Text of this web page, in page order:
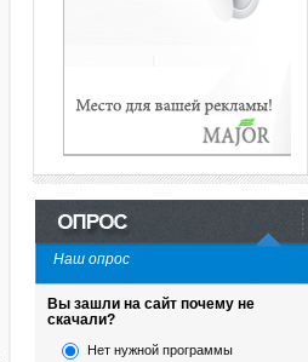
Наш опрос
Вы зашли на сайт почему не
скачали?
Нет нужной программы